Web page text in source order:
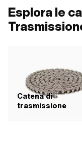
Superficie: vuoto ·
82.6 mm
Esplora le
Catena di
trasmissione